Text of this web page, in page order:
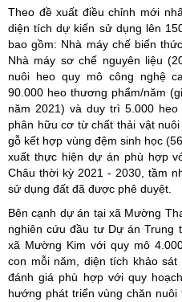
Theo đề xuất điều chỉnh mới
diện tích dự kiến sử dụng lên
bao gồm: Nhà máy chế biến
Nhà máy sơ chế nguyên liệu
nuôi heo quy mô công nghệ
90.000 heo thương phẩm/năm
năm 2021) và duy trì 5.000
phân hữu cơ từ chất thải vật
gỗ kết hợp vùng đệm sinh học
xuất thực hiện dự án phù hợp
Châu thời kỳ 2021 - 2030, tầm
sử dụng đất đã được phê duyệt.
Bên cạnh dự án tại xã Mường
nghiên cứu đầu tư Dự án Trung
xã Mường Kim với quy mô
con mỗi năm, diện tích khảo
đánh giá phù hợp với quy
hướng phát triển vùng chăn